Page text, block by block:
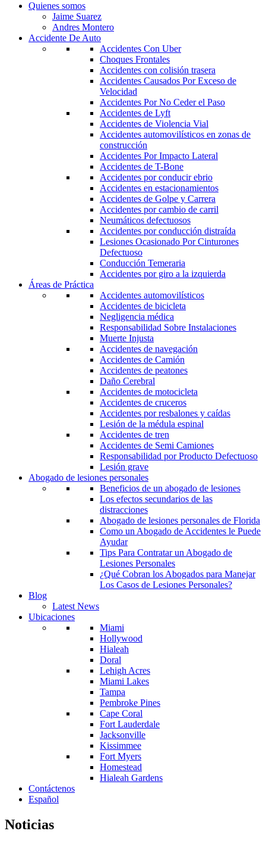
Quienes somos
Jaime Suarez
Andres Montero
Accidente De Auto
Accidentes Con Uber
Choques Frontales
Accidentes con colisión trasera
Accidentes Causados Por Exceso de
Velocidad
Accidentes Por No Ceder el Paso
Accidentes de Lyft
Accidentes de Violencia Vial
Accidentes automovilísticos en zonas de
construcción
Accidentes Por Impacto Lateral
Accidentes de T-Bone
Accidentes por conducir ebrio
Accidentes en estacionamientos
Accidentes de Golpe y Carrera
Accidentes por cambio de carril
Neumáticos defectuosos
Accidentes por conducción distraída
Lesiones Ocasionado Por Cinturones
Defectuoso
Conducción Temeraria
Accidentes por giro a la izquierda
Áreas de Práctica
Accidentes automovilísticos
Accidentes de bicicleta
Negligencia médica
Responsabilidad Sobre Instalaciones
Muerte Injusta
Accidentes de navegación
Accidentes de Camión
Accidentes de peatones
Daño Cerebral
Accidentes de motocicleta
Accidentes de cruceros
Accidentes por resbalones y caídas
Lesión de la médula espinal
Accidentes de tren
Accidentes de Semi Camiones
Responsabilidad por Producto Defectuoso
Lesión grave
Abogado de lesiones personales
Beneficios de un abogado de lesiones
Los efectos secundarios de las
distracciones
Abogado de lesiones personales de Florida
Como un Abogado de Accidentes le Puede
Ayudar
Tips Para Contratar un Abogado de
Lesiones Personales
¿Qué Cobran los Abogados para Manejar
Los Casos de Lesiones Personales?
Blog
Latest News
Ubicaciones
Miami
Hollywood
Hialeah
Doral
Lehigh Acres
Miami Lakes
Tampa
Pembroke Pines
Cape Coral
Fort Lauderdale
Jacksonville
Kissimmee
Fort Myers
Homestead
Hialeah Gardens
Contáctenos
Español
Noticias